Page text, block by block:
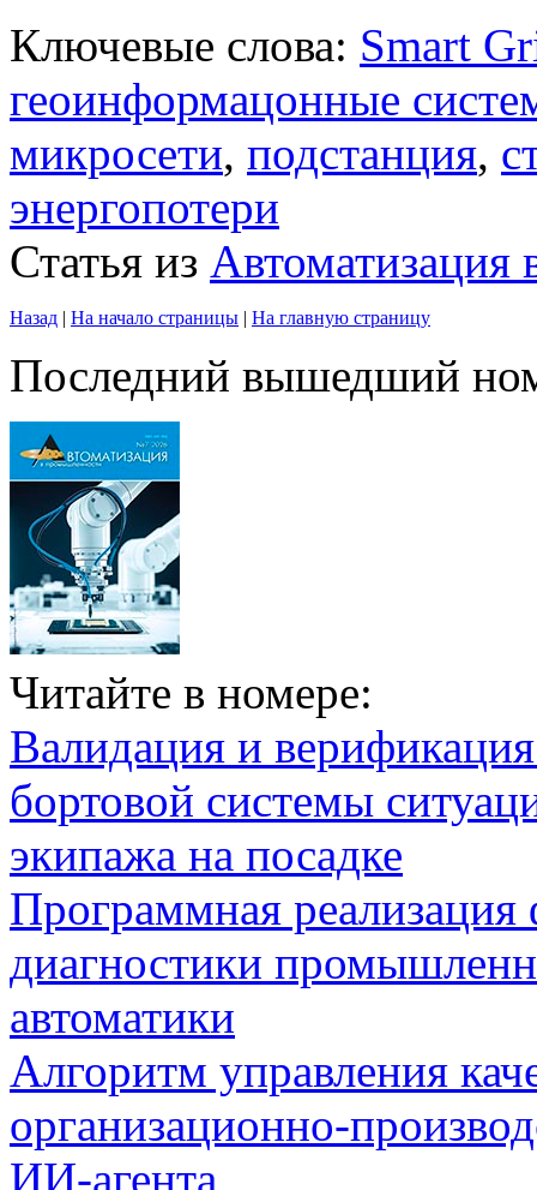
Ключевые слова: Smart
геоинформацонные
микросети, подстанция,
энергопотери
Статья из
Назад | На начало страницы | На главную страницу
Последний вышедший
Читайте в номере:
Валидация и
бортовой системы
экипажа на посадке
Программная
диагностики
автоматики
Алгоритм управления
организационно-
ИИ-агента